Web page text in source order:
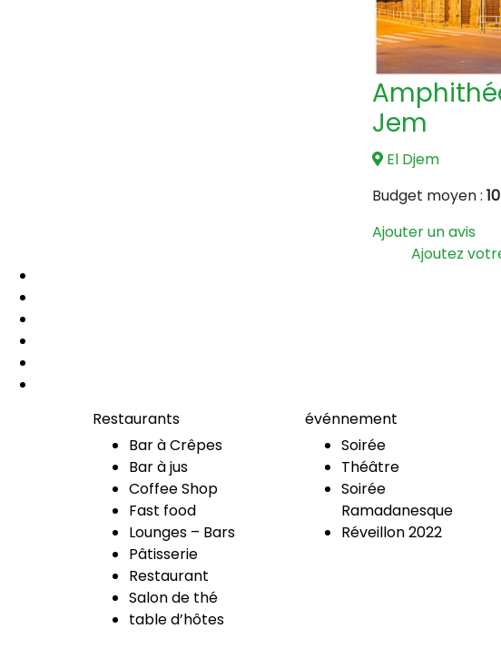
Jem
El Djem
Budget moyen :
Ajouter un avis
Ajoutez
Restaurants
Bar à Crêpes
Bar à jus
Coffee Shop
Fast food
Lounges – Bars
Pâtisserie
Restaurant
Salon de thé
table d’hôtes
événnement
Soirée
Théâtre
Soirée
Ramadanesque
Réveillon 2022